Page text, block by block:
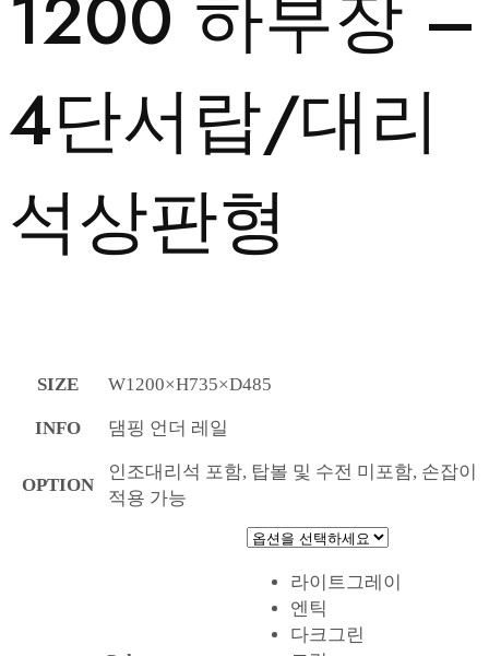
4단서랍/대리
석상판형
SIZE W1200×H735×D485
INFO 댐핑 언더 레일
OPTION
인조대리석 포함, 탑볼 및 수전 미포함, 손잡이
적용 가능
라이트그레이
엔틱
다크그린